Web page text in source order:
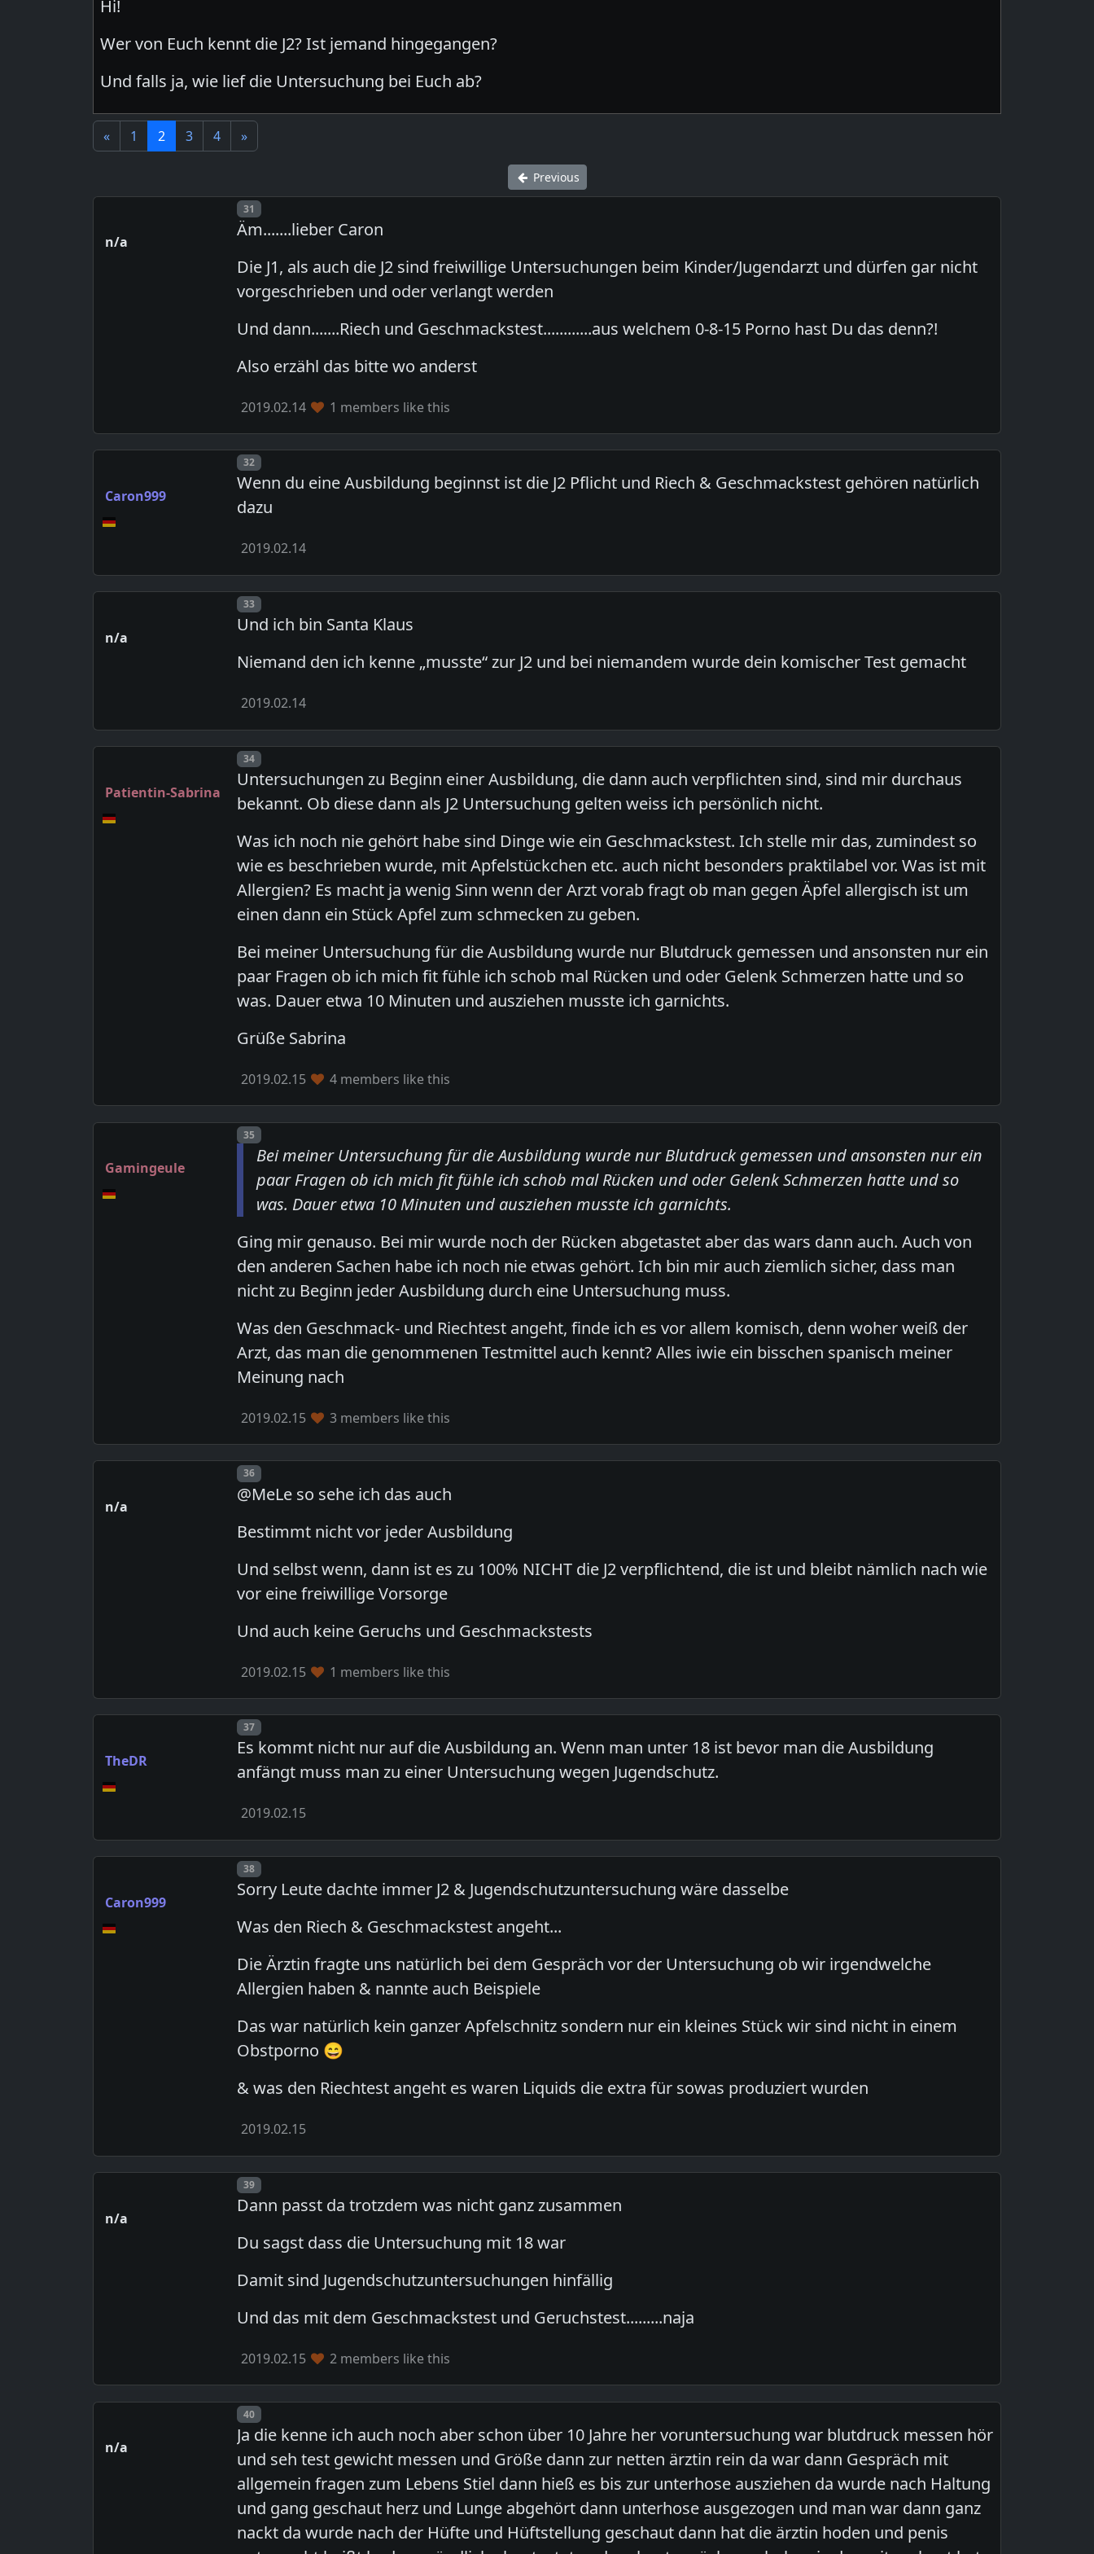
Hi!
Wer von Euch kennt die J2? Ist jemand hingegangen?
Und falls ja, wie lief die Untersuchung bei Euch ab?
« 1 2 3 4 »
Previous
n/a
Post number
31
Äm.......lieber Caron
Die J1, als auch die J2 sind freiwillige Untersuchungen beim Kinder/Jugendarzt und dürfen gar nicht
vorgeschrieben und oder verlangt werden
Und dann.......Riech und Geschmackstest............aus welchem 0-8-15 Porno hast Du das denn?!
Also erzähl das bitte wo anderst
2019.02.14 1 members like this
Caron999
Post number
32
Wenn du eine Ausbildung beginnst ist die J2 Pflicht und Riech & Geschmackstest gehören natürlich
dazu
2019.02.14
n/a
Post number
33
Und ich bin Santa Klaus
Niemand den ich kenne „musste“ zur J2 und bei niemandem wurde dein komischer Test gemacht
2019.02.14
Patientin-Sabrina
Post number
34
Untersuchungen zu Beginn einer Ausbildung, die dann auch verpflichten sind, sind mir durchaus
bekannt. Ob diese dann als J2 Untersuchung gelten weiss ich persönlich nicht.
Was ich noch nie gehört habe sind Dinge wie ein Geschmackstest. Ich stelle mir das, zumindest so
wie es beschrieben wurde, mit Apfelstückchen etc. auch nicht besonders praktilabel vor. Was ist mit
Allergien? Es macht ja wenig Sinn wenn der Arzt vorab fragt ob man gegen Äpfel allergisch ist um
einen dann ein Stück Apfel zum schmecken zu geben.
Bei meiner Untersuchung für die Ausbildung wurde nur Blutdruck gemessen und ansonsten nur ein
paar Fragen ob ich mich fit fühle ich schob mal Rücken und oder Gelenk Schmerzen hatte und so
was. Dauer etwa 10 Minuten und ausziehen musste ich garnichts.
Grüße Sabrina
2019.02.15 4 members like this
Gamingeule
Post number
35
Bei meiner Untersuchung für die Ausbildung wurde nur Blutdruck gemessen und ansonsten nur ein
paar Fragen ob ich mich fit fühle ich schob mal Rücken und oder Gelenk Schmerzen hatte und so
was. Dauer etwa 10 Minuten und ausziehen musste ich garnichts.
Ging mir genauso. Bei mir wurde noch der Rücken abgetastet aber das wars dann auch. Auch von
den anderen Sachen habe ich noch nie etwas gehört. Ich bin mir auch ziemlich sicher, dass man
nicht zu Beginn jeder Ausbildung durch eine Untersuchung muss.
Was den Geschmack- und Riechtest angeht, finde ich es vor allem komisch, denn woher weiß der
Arzt, das man die genommenen Testmittel auch kennt? Alles iwie ein bisschen spanisch meiner
Meinung nach
2019.02.15 3 members like this
n/a
Post number
36
@MeLe so sehe ich das auch
Bestimmt nicht vor jeder Ausbildung
Und selbst wenn, dann ist es zu 100% NICHT die J2 verpflichtend, die ist und bleibt nämlich nach wie
vor eine freiwillige Vorsorge
Und auch keine Geruchs und Geschmackstests
2019.02.15 1 members like this
TheDR
Post number
37
Es kommt nicht nur auf die Ausbildung an. Wenn man unter 18 ist bevor man die Ausbildung
anfängt muss man zu einer Untersuchung wegen Jugendschutz.
2019.02.15
Caron999
Post number
38
Sorry Leute dachte immer J2 & Jugendschutzuntersuchung wäre dasselbe
Was den Riech & Geschmackstest angeht...
Die Ärztin fragte uns natürlich bei dem Gespräch vor der Untersuchung ob wir irgendwelche
Allergien haben & nannte auch Beispiele
Das war natürlich kein ganzer Apfelschnitz sondern nur ein kleines Stück wir sind nicht in einem
Obstporno 😄
& was den Riechtest angeht es waren Liquids die extra für sowas produziert wurden
2019.02.15
n/a
Post number
39
Dann passt da trotzdem was nicht ganz zusammen
Du sagst dass die Untersuchung mit 18 war
Damit sind Jugendschutzuntersuchungen hinfällig
Und das mit dem Geschmackstest und Geruchstest.........naja
2019.02.15 2 members like this
n/a
Post number
40
Ja die kenne ich auch noch aber schon über 10 Jahre her voruntersuchung war blutdruck messen hör
und seh test gewicht messen und Größe dann zur netten ärztin rein da war dann Gespräch mit
allgemein fragen zum Lebens Stiel dann hieß es bis zur unterhose ausziehen da wurde nach Haltung
und gang geschaut herz und Lunge abgehört dann unterhose ausgezogen und man war dann ganz
nackt da wurde nach der Hüfte und Hüftstellung geschaut dann hat die ärztin hoden und penis